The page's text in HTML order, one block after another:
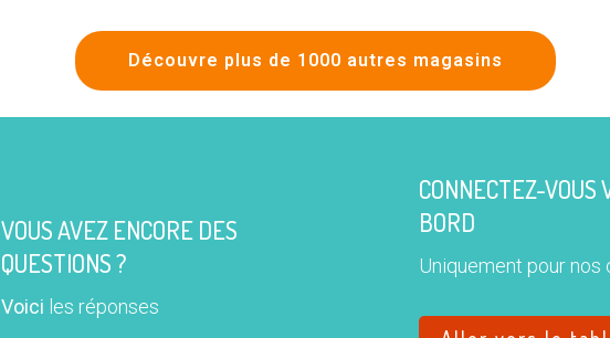
Découvre plus de 1000 autres magasins
VOUS AVEZ ENCORE DES
QUESTIONS ?
Voici les réponses
CONNECTEZ-VOUS
BORD
Uniquement pour